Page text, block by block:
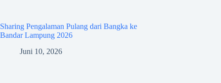
Sharing Pengalaman Pulang dari Bangka ke
Bandar Lampung 2026
Juni 10, 2026